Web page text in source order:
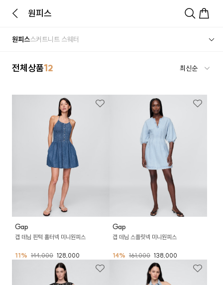
원피스
원피스스커트니트 스웨터
전체상품12
Gap
갭 데님 핀턱 홀터넥 미니원피스
11% 144,000 128,000
Gap
갭 데님 스플릿넥 미니원피스
14% 161,000 138,000